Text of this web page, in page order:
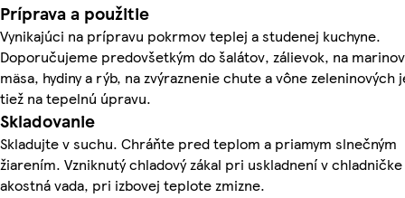
Príprava a použitie
Vynikajúci na prípravu pokrmov teplej a studenej kuchyne.
Doporučujeme predovšetkým do šalátov, zálievok, na
mäsa, hydiny a rýb, na zvýraznenie chute a vône zeleninových
tiež na tepelnú úpravu.
Skladovanie
Skladujte v suchu. Chráňte pred teplom a priamym slnečným
žiarením. Vzniknutý chladový zákal pri uskladnení v
akostná vada, pri izbovej teplote zmizne.